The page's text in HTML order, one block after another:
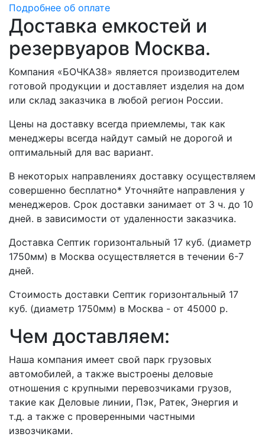
Подробнее об оплате
Доставка емкостей и
резервуаров Москва.
Компания «БОЧКА38» является производителем
готовой продукции и доставляет изделия на дом
или склад заказчика в любой регион России.
Цены на доставку всегда приемлемы, так как
менеджеры всегда найдут самый не дорогой и
оптимальный для вас вариант.
В некоторых направлениях доставку осуществляем
совершенно бесплатно* Уточняйте направления у
менеджеров. Срок доставки занимает от 3 ч. до 10
дней. в зависимости от удаленности заказчика.
Доставка Септик горизонтальный 17 куб. (диаметр
1750мм) в Москва осуществляется в течении 6-7
дней.
Стоимость доставки Септик горизонтальный 17
куб. (диаметр 1750мм) в Москва - от 45000 р.
Чем доставляем:
Наша компания имеет свой парк грузовых
автомобилей, а также выстроены деловые
отношения с крупными перевозчиками грузов,
такие как Деловые линии, Пэк, Ратек, Энергия и
т.д. а также с проверенными частными
извозчиками.